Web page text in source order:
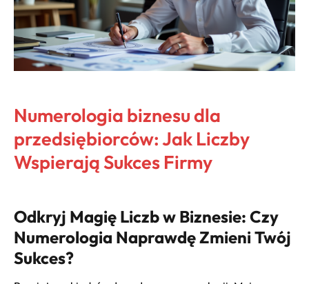
Numerologia biznesu dla
przedsiębiorców: Jak Liczby
Wspierają Sukces Firmy
Odkryj Magię Liczb w Biznesie: Czy
Numerologia Naprawdę Zmieni Twój
Sukces?